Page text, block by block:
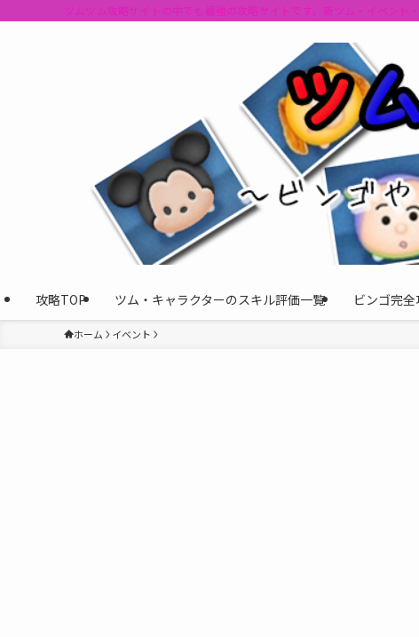
ツムツム攻略サイトの中でも最強の攻略サイトです。新ツム・イベン
攻略TOP ツム・キャラクターのスキル評価一覧 ビンゴ完
ホーム イベント